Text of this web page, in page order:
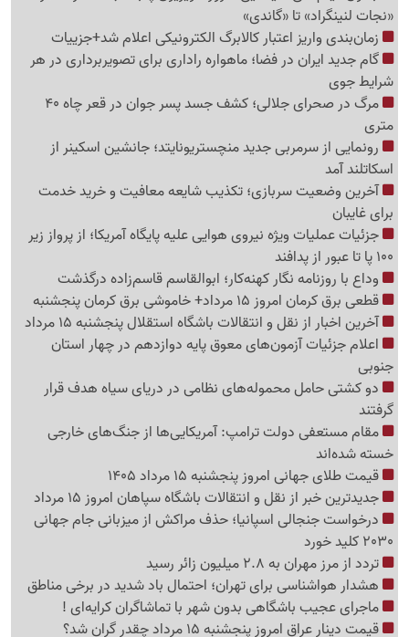
«نجات لنینگراد» تا «گاندی»
زمان‌بندی واریز اعتبار کالابرگ الکترونیکی اعلام شد+جزییات
گام جدید ایران در فضا؛ ماهواره راداری برای تصویربرداری در هر
شرایط جوی
مرگ در صحرای جلالی؛ کشف جسد پسر جوان در قعر چاه 40
متری
رونمایی از سرمربی جدید منچستریونایتد؛ جانشین اسکینر از
اسکاتلند آمد
آخرین وضعیت سربازی؛ تکذیب شایعه معافیت و خرید خدمت
برای غایبان
جزئیات عملیات ویژه نیروی هوایی علیه پایگاه آمریکا؛ از پرواز زیر
100 پا تا عبور از پدافند
وداع با روزنامه نگار کهنه‌کار؛ ابوالقاسم قاسم‌زاده درگذشت
قطعی برق کرمان امروز 15 مرداد+ خاموشی برق کرمان پنجشنبه
آخرین اخبار از نقل و انتقالات باشگاه استقلال پنجشنبه 15 مرداد
اعلام جزئیات آزمون‌های معوق پایه دوازدهم در چهار استان
جنوبی
دو کشتی حامل محموله‌های نظامی در دریای سیاه هدف قرار
گرفتند
مقام مستعفی دولت ترامپ: آمریکایی‌ها از جنگ‌های خارجی
خسته شده‌اند
قیمت طلای جهانی امروز پنجشنبه 15 مرداد 1405
جدیدترین خبر از نقل و انتقالات باشگاه سپاهان امروز 15 مرداد
درخواست جنجالی اسپانیا؛ حذف مراکش از میزبانی جام جهانی
2030 کلید خورد
تردد از مرز مهران به 2.8 میلیون زائر رسید
هشدار هواشناسی برای تهران؛ احتمال باد شدید در برخی مناطق
ماجرای عجیب باشگاهی بدون شهر با تماشاگران کرایه‌ای !
قیمت دینار عراق امروز پنجشنبه 15 مرداد چقدر گران شد؟